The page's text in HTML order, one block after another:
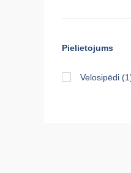
Pielietojums
Velosipēdi